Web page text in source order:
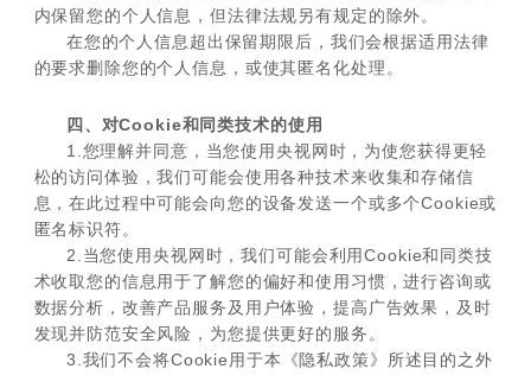
内保留您的个人信息，但法律法规另有规定的除外。
在您的个人信息超出保留期限后，我们会根据适用法律
的要求删除您的个人信息，或使其匿名化处理。
四、对Cookie和同类技术的使用
1.您理解并同意，当您使用央视网时，为使您获得更轻
松的访问体验，我们可能会使用各种技术来收集和存储信
息，在此过程中可能会向您的设备发送一个或多个Cookie或
匿名标识符。
2.当您使用央视网时，我们可能会利用Cookie和同类技
术收取您的信息用于了解您的偏好和使用习惯，进行咨询或
数据分析，改善产品服务及用户体验，提高广告效果，及时
发现并防范安全风险，为您提供更好的服务。
3.我们不会将Cookie用于本《隐私政策》所述目的之外